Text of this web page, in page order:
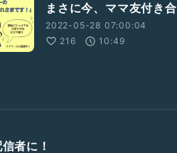
まさに今、ママ友付き
2022-05-28 07:00:04
216
10:49
者に！